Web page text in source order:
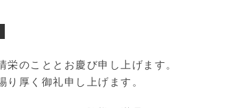
のこととお慶び申し上げます。
厚く御礼申し上げます。